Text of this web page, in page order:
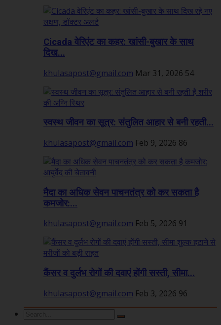
Cicada वेरिएंट का कहर: खांसी-बुखार के साथ
दिख...
khulasapost@gmail.com Mar 31, 2026 54
स्वस्थ जीवन का सूत्र: संतुलित आहार से बनी रहती...
khulasapost@gmail.com Feb 9, 2026 86
मैदा का अधिक सेवन पाचनतंत्र को कर सकता है
कमजोर:...
khulasapost@gmail.com Feb 5, 2026 91
कैंसर व दुर्लभ रोगों की दवाएं होंगी सस्ती, सीमा...
khulasapost@gmail.com Feb 3, 2026 96